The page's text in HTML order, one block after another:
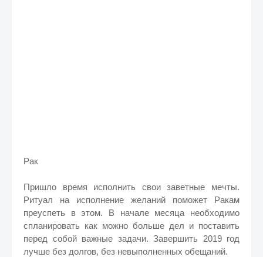
Рак
Пришло время исполнить свои заветные мечты.
Ритуал на исполнение желаний поможет Ракам
преуспеть в этом. В начале месяца необходимо
спланировать как можно больше дел и поставить
перед собой важные задачи. Завершить 2019 год
лучше без долгов, без невыполненных обещаний.